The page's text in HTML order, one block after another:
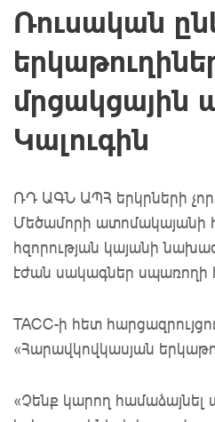
Ռուսական
մրցակցային
Կալուգին
ՌԴ ԱԳՆ ԱՊՀ երկրների
Մեծամորի ատոմակայանի
հզորության կայանի
էժան սակագներ սպառողի
ТАСС-ի հետ
«Հարավկովկասյան
«Չենք կարող համաձայնել